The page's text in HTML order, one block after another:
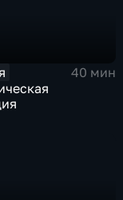
40 мин